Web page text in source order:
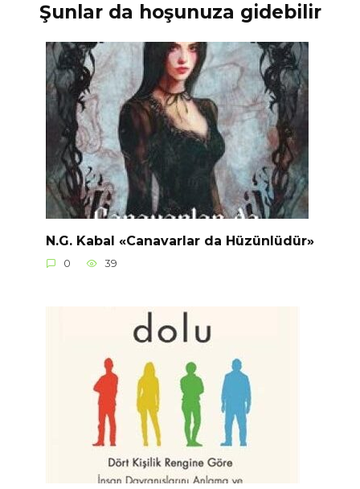
Şunlar da hoşunuza gidebilir
N.G. Kabal «Canavarlar da Hüzünlüdür»
0 39